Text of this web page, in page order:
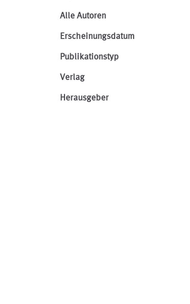
Alle Autoren
Erscheinungsdatum
Publikationstyp
Verlag
Herausgeber